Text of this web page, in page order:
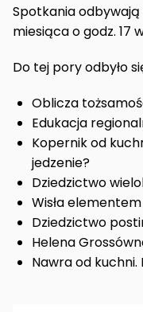
Spotkania
miesiąca o godz. 17
Do tej pory odbyło
Oblicza
Edukacja
Kopernik od
jedzenie?
Dziedzictwo
Wisła
Dziedzictwo
Helena
Nawra od